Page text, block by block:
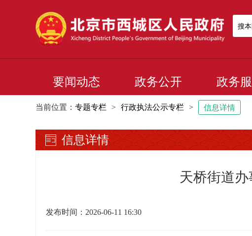
搜
要闻动态 政务公开 政务
当前位置： 专题专栏 > 行政执法公示专栏 > 信息详情
信息详情
天桥街道
发布时间：2026-06-11 16:30